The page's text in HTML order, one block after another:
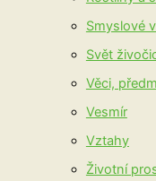
Smyslové
Svět
Věci,
Vesmír
Vztahy
Životní